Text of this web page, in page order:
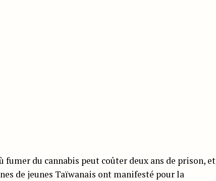
fumer du cannabis peut coûter deux ans de prison, et
de jeunes Taïwanais ont manifesté pour la